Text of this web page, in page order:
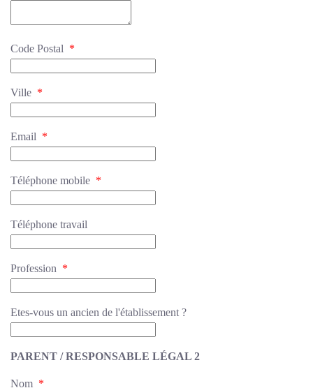
Code Postal *
Ville *
Email *
Téléphone mobile *
Téléphone travail
Profession *
Etes-vous un ancien de l'établissement ?
PARENT / RESPONSABLE LÉGAL 2
Nom *